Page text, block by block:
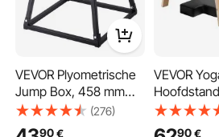
VEVOR Plyometrische
Jump Box, 458 mm
Plyo Box, Plyometrisch
platform Plyobox
(276)
90€
VEVOR
90€